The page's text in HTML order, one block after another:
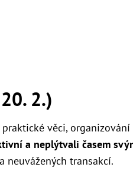
2.)
věci,
a neplýtvali časem
neuvážených transakcí.